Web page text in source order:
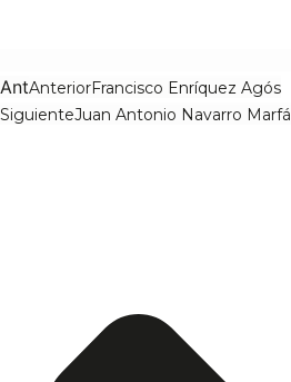
AntAnteriorFrancisco Enríquez Agós
SiguienteJuan Antonio Navarro Marfá